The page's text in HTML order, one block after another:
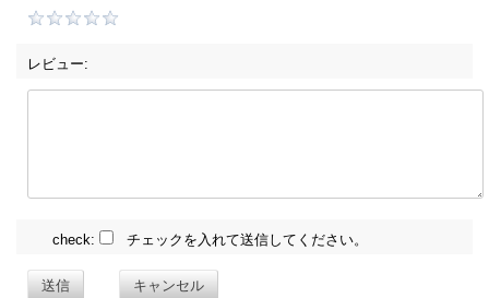
レビュー:
check: チェックを入れて送信してください。
送信 キャンセル